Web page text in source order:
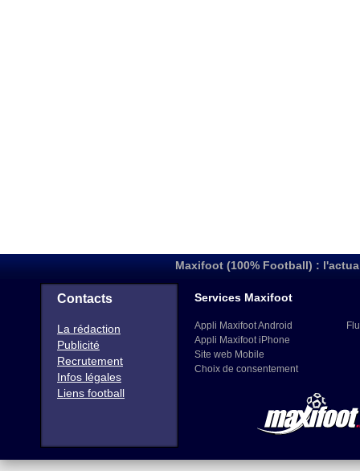
Maxifoot (100% Football) :
Contacts
La rédaction
Publicité
Recrutement
Infos légales
Liens football
Services Maxifoot
Appli Maxifoot Android
Appli Maxifoot iPhone
Site web Mobile
Choix de consentement